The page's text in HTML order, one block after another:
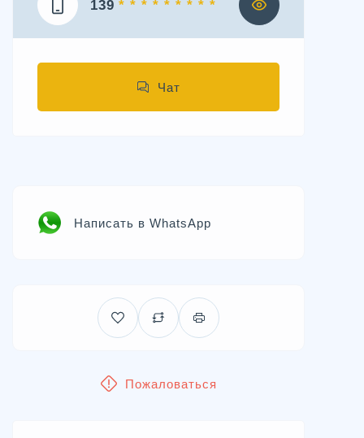
139 * * * * * * * * *
Чат
Написать в WhatsApp
Пожаловаться